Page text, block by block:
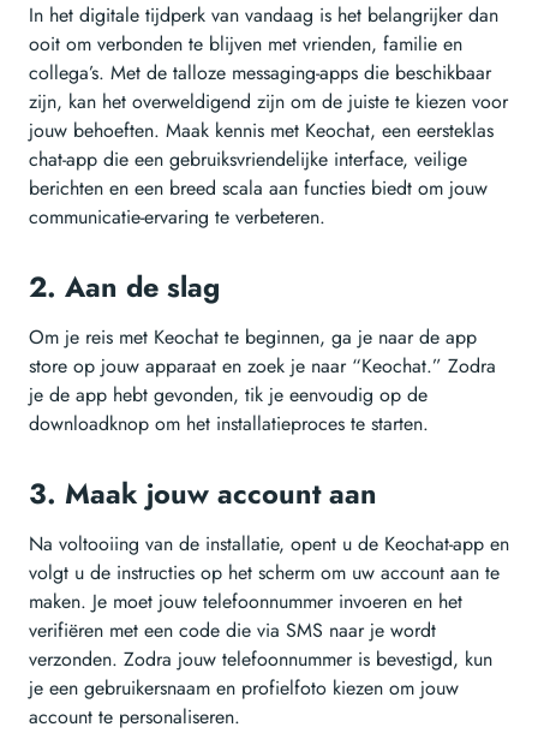
In het digitale tijdperk van vandaag is het belangrijker dan
ooit om verbonden te blijven met vrienden, familie en
collega’s. Met de talloze messaging-apps die beschikbaar
zijn, kan het overweldigend zijn om de juiste te kiezen voor
jouw behoeften. Maak kennis met Keochat, een eersteklas
chat-app die een gebruiksvriendelijke interface, veilige
berichten en een breed scala aan functies biedt om jouw
communicatie-ervaring te verbeteren.
2. Aan de slag
Om je reis met Keochat te beginnen, ga je naar de app
store op jouw apparaat en zoek je naar “Keochat.” Zodra
je de app hebt gevonden, tik je eenvoudig op de
downloadknop om het installatieproces te starten.
3. Maak jouw account aan
Na voltooiing van de installatie, opent u de Keochat-app en
volgt u de instructies op het scherm om uw account aan te
maken. Je moet jouw telefoonnummer invoeren en het
verifiëren met een code die via SMS naar je wordt
verzonden. Zodra jouw telefoonnummer is bevestigd, kun
je een gebruikersnaam en profielfoto kiezen om jouw
account te personaliseren.